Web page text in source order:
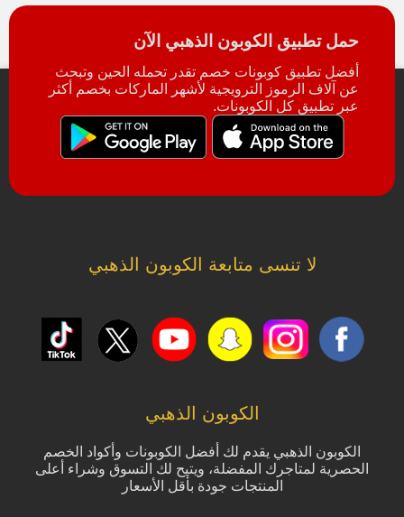
حمل تطبيق الكوبون الذهبي الآن
أفضل تطبيق كوبونات خصم تقدر تحمله الحين وتبحث
عن آلاف الرموز الترويجية لأشهر الماركات بخصم أكثر
عبر تطبيق كل الكوبونات.
لا تنسى متابعة الكوبون الذهبي
الكوبون الذهبي
الكوبون الذهبي يقدم لك أفضل الكوبونات وأكواد الخصم
الحصرية لمتاجرك المفضلة، ويتيح لك التسوق وشراء أعلى
المنتجات جودة بأقل الأسعار